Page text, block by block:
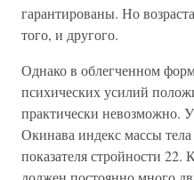
гарантированы. Но
того, и другого.
Однако в облегченном
психических усилий
практически невозможно.
Окинава индекс массы
показателя стройности 22.